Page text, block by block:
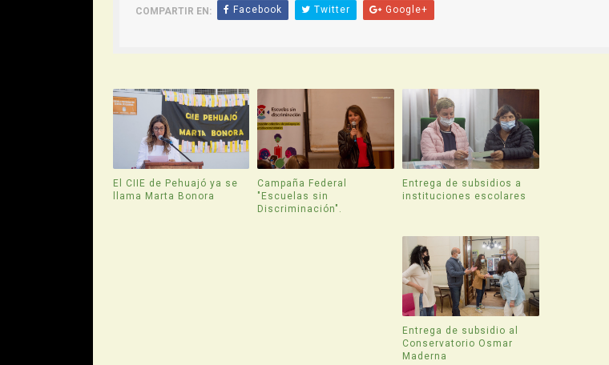
COMPARTIR EN: Facebook Twitter Google+
El CIIE de Pehuajó ya se
llama Marta Bonora
Campaña Federal
"Escuelas sin
Discriminación".
Entrega de subsidios a
instituciones escolares
Entrega de subsidio al
Conservatorio Osmar
Maderna